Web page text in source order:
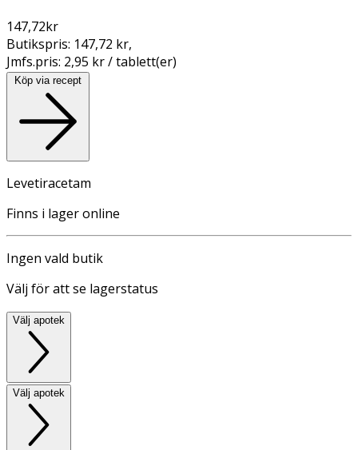
147,72kr
Butikspris: 147,72 kr,
Jmfs.pris: 2,95 kr / tablett(er)
Köp via recept
Levetiracetam
Finns i lager online
Ingen vald butik
Välj för att se lagerstatus
Välj apotek
Välj apotek